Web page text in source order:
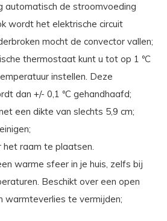
automatisch de stroomvoeding
wordt het elektrische circuit
mocht de convector vallen;
thermostaat kunt u tot op 1 ºC
instellen. Deze
dan +/- 0,1 ºC gehandhaafd;
een dikte van slechts 5,9 cm;
het raam te plaatsen.
warme sfeer in je huis, zelfs bij
Beschikt over een open
warmteverlies te vermijden;